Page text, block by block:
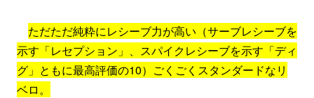
ただただ純粋にレシーブ力が高い（サーブレシーブを
示す「レセプション」、スパイクレシーブを示す「ディ
グ」ともに最高評価の10）ごくごくスタンダードなリ
ベロ。